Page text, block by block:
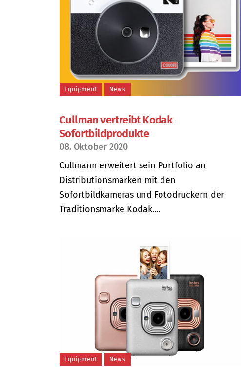
Equipment News
Cullman vertreibt Kodak
Sofortbildprodukte
08. Oktober 2020
Cullmann erweitert sein Portfolio an
Distributionsmarken mit den
Sofortbildkameras und Fotodruckern der
Traditionsmarke Kodak....
Equipment News